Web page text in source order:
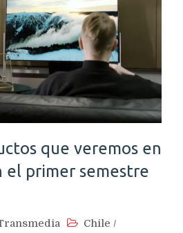
que veremos en
el primer semestre
Chile /